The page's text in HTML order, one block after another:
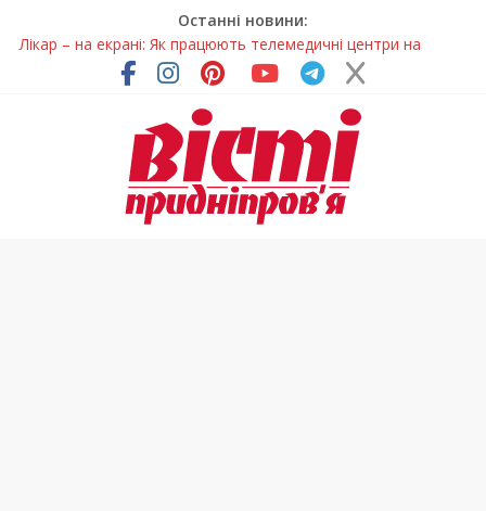
Останні новини:
Лікар – на екрані: Як працюють телемедичні центри на
Дніпропетровщині
У Дніпрі триває масштабна підготовка до опалювального
Пошуки тривають: на Дніпропетровщині досліджують місце
розташування легендарного монастиря (Фото)
Ветерани Дніпропетровщини отримують шанс на власне